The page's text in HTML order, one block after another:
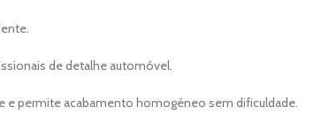
de detalhe automóvel.
e permite acabamento homogéneo sem dificuldade.